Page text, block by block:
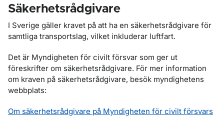
Säkerhetsrådgivare
I Sverige gäller kravet på att ha en säkerhetsrådgivare för
samtliga transportslag, vilket inkluderar luftfart.
Det är Myndigheten för civilt försvar som ger ut
föreskrifter om säkerhetsrådgivare. För mer information
om kraven på säkerhetsrådgivare, besök myndighetens
webbplats:
Om säkerhetsrådgivare på Myndigheten för civilt försvars